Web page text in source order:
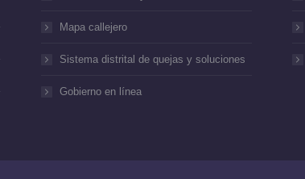
Mapa callejero
Sistema distrital de quejas y soluciones
Gobierno en línea